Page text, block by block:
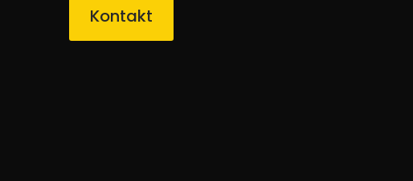
Kontakt